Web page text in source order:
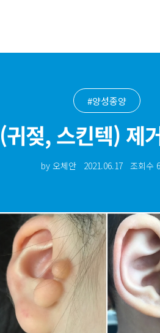
#양성종양
젖, 스킨텍) 제
by 오체안 2021.06.17 조회수